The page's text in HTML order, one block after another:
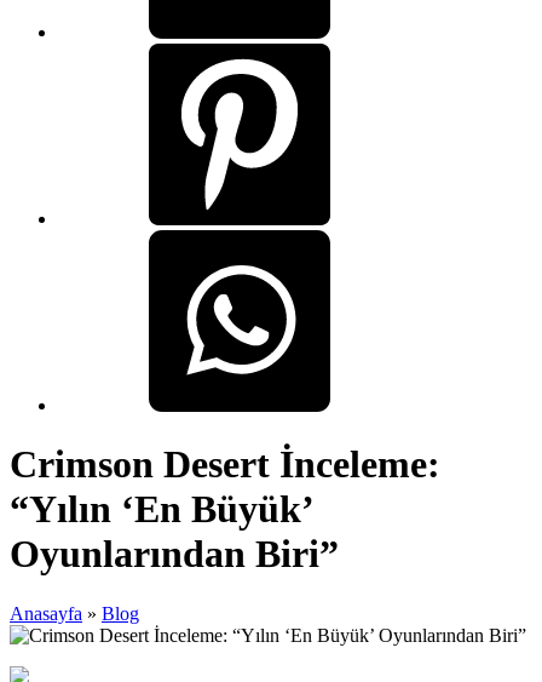
Crimson Desert İnceleme:
“Yılın ‘En Büyük’
Oyunlarından Biri”
Anasayfa » Blog